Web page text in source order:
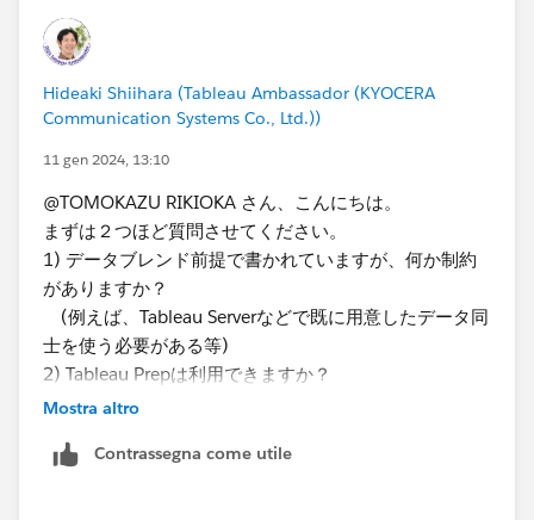
例えば日付の開始終了のフィルタをパラメータに置き換
付）
*If you get the best results from this exchange, I would
appreciate it if you could choose the best answer or
upvote.
*If you get the best results from this exchange, I would
upvote.
Hideaki Shiihara (Tableau Ambassador (KYOCERA
Communication Systems Co., Ltd.))
11 gen 2024, 13:10
@TOMOKAZU RIKIOKA​ さん、こんにちは。
まずは２つほど質問させてください。
1) データブレンド前提で書かれていますが、何か制約
がありますか？
(例えば、Tableau Serverなどで既に用意したデータ同
士を使う必要がある等)​
2) Tableau Prepは利用できますか？
に制限がけっこうあります。
Mostra altro
Contrassegna come utile